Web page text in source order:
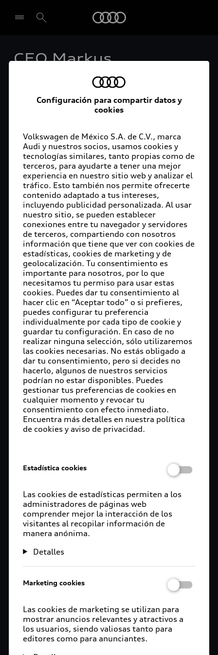
Seleccionar concesionario
CEO Markus
Duesmann: “El poder
de dar forma a la
transformación está
en nuestras manos”
Ingolstadt, 17 de marzo de 2022.- La tragedia
que se desarrolla en Ucrania pone de manifiesto
que no podemos dar por sentadas la paz y la
libertad, ni siquiera en Europa. En la Conferencia
Anual de Medios de AUDI AG, el CEO de Audi,
Markus Duesmann, da su opinión sobre la guerra
en Ucrania y su impacto en las actividades
comerciales de la compañía. ¿Cómo implementa
Audi su hoja de ruta eléctrica? ¿Qué sinergias
ofrece una cooperación más estrecha entre Audi,
Bentley, Lamborghini y Ducati? ¿Qué papel jugará
China en la estrategia de electrificación de la
compañía? Mensajes clave de Markus Duesmann
para la Conferencia Anual de Medios de 2022.
Sobre la guerra en Ucrania…
• Estamos conmocionados y profundamente
conmovidos por las noticias en curso sobre la
guerra en Ucrania. Estamos aprendiendo de la
peor forma que la paz en Europa no puede darse
por sentada. Seguimos esperando un rápido cese
de hostilidades y un retorno a la diplomacia”.
negocio. El Grupo Volkswagen ha detenido la
producción y las actividades de exportación a
Rusia. Un grupo está trabajando para reducir los
obstáculos en el suministro y maximizar la
seguridad del mismo”.
• “Al mismo tiempo, es obvio que los aspectos de
alejamiento de los combustibles fósiles sea aún
revolución energética”.
comunidad empresarial trabajen juntos para
abordar las posibilidades de solución a mediano y
largo plazo y desarrollen un plan sobre cómo
Configuración para compartir datos y
cookies
Volkswagen de México S.A. de C.V., marca
Audi y nuestros socios, usamos cookies y
tecnologías similares, tanto propias como de
terceros, para ayudarte a tener una mejor
experiencia en nuestro sitio web y analizar el
tráfico. Esto también nos permite ofrecerte
contenido adaptado a tus intereses,
incluyendo publicidad personalizada. Al usar
nuestro sitio, se pueden establecer
conexiones entre tu navegador y servidores
de terceros, compartiendo con nosotros
información que tiene que ver con cookies de
estadísticas, cookies de marketing y de
geolocalización. Tu consentimiento es
importante para nosotros, por lo que
necesitamos tu permiso para usar estas
cookies. Puedes dar tu consentimiento al
hacer clic en “Aceptar todo” o si prefieres,
puedes configurar tu preferencia
individualmente por cada tipo de cookie y
guardar tu configuración. En caso de no
realizar ninguna selección, sólo utilizaremos
las cookies necesarias. No estás obligado a
dar tu consentimiento, pero si decides no
hacerlo, algunos de nuestros servicios
podrían no estar disponibles. Puedes
gestionar tus preferencias de cookies en
cualquier momento y revocar tu
consentimiento con efecto inmediato.
Encuentra más detalles en nuestra política
de cookies y aviso de privacidad.
Estadística cookies
Las cookies de estadísticas permiten a los
administradores de páginas web
comprender mejor la interacción de los
visitantes al recopilar información de
manera anónima.
Detalles
Marketing cookies
Las cookies de marketing se utilizan para
mostrar anuncios relevantes y atractivos a
los usuarios, siendo valiosas tanto para
editores como para anunciantes.